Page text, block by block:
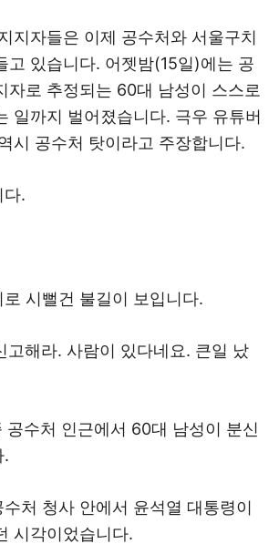
지자들은 이제 공수처와 서울구치
고 있습니다. 어젯밤(15일)에는 공
자로 추정되는 60대 남성이 스스로
일까지 벌어졌습니다. 극우 유튜버
시 공수처 탓이라고 주장합니다.
다.
시뻘건 불길이 보입니다.
고해라. 사람이 있다네요. 큰일 났
공수처 인근에서 60대 남성이 분신
.
처 청사 안에서 윤석열 대통령이
시각이었습니다.